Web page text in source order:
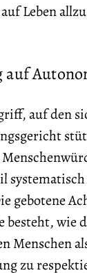
Leben
auf
auf den
gebotene
besteht, wie
Menschen
zu